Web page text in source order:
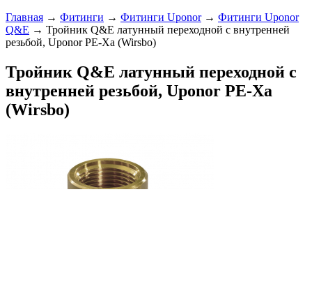
Главная → Фитинги → Фитинги Uponor→ Фитинги Uponor
Q&E → Тройник Q&E латунный переходной с внутренней
резьбой, Uponor РЕ-Хa (Wirsbo)
Тройник Q&E латунный переходной с
внутренней резьбой, Uponor РЕ-Хa
(Wirsbo)